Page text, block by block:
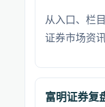
从入口、栏
证券市场资
富明证券复